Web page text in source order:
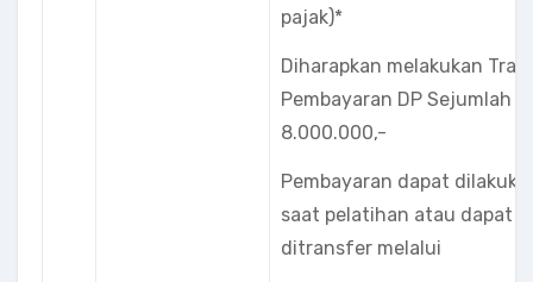
pajak)*
Diharapkan melakukan
Pembayaran DP Sejumlah
8.000.000,-
Pembayaran dapat
saat pelatihan atau dapat
ditransfer melalui